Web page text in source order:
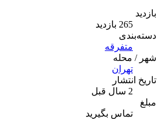
بازدید
265 بازدید
دسته‌بندی
متفرقه
شهر / محله
تهران
تاریخ انتشار
2 سال قبل
مبلغ
تماس بگیرید